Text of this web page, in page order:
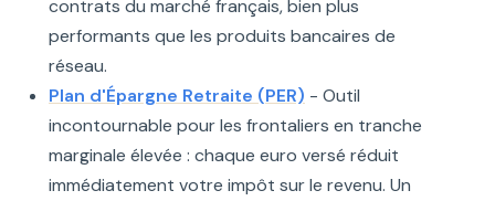
contrats du marché français, bien plus
performants que les produits bancaires de
réseau.
Plan d'Épargne Retraite (PER) - Outil
incontournable pour les frontaliers en tranche
marginale élevée : chaque euro versé réduit
immédiatement votre impôt sur le revenu. Un